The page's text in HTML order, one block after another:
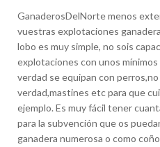
GanaderosDelNorte menos
vuestras explotaciones
lobo es muy simple, no sois
explotaciones con unos
verdad se equipan con
verdad,mastines etc para que
ejemplo. Es muy fácil tener
para la subvención que os
ganadera numerosa o como